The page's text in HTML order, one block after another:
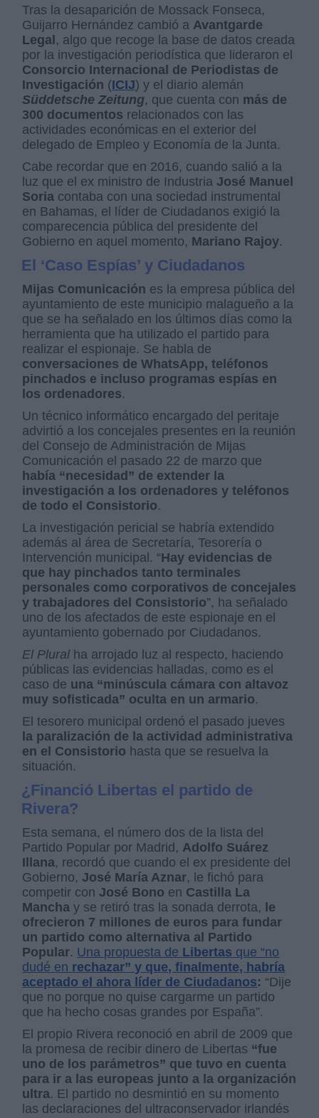
Tras la desaparición de Mossack Fonseca,
Guijarro Hernández cambió a Avantgarde
Legal , algo que recoge la base de datos creada
por la investigación periodística que lideraron el
Consorcio Internacional de Periodistas de
Investigación (ICIJ) y el diario alemán
Süddetsche Zeitung, que cuenta con más de
300 documentos relacionados con las
actividades económicas en el exterior del
delegado de Empleo y Economía de la Junta.
Cabe recordar que en 2016, cuando salió a la
luz que el ex ministro de Industria José Manuel
Soria contaba con una sociedad instrumental
en Bahamas, el líder de Ciudadanos exigió la
comparecencia pública del presidente del
Gobierno en aquel momento, Mariano Rajoy.
El ‘Caso Espías’ y Ciudadanos
Mijas Comunicación es la empresa pública del
ayuntamiento de este municipio malagueño a la
que se ha señalado en los últimos días como la
herramienta que ha utilizado el partido para
realizar el espionaje. Se habla de
conversaciones de WhatsApp, teléfonos
pinchados e incluso programas espías en
los ordenadores.
Un técnico informático encargado del peritaje
advirtió a los concejales presentes en la reunión
del Consejo de Administración de Mijas
Comunicación el pasado 22 de marzo que
había “necesidad” de extender la
investigación a los ordenadores y teléfonos
de todo el Consistorio.
La investigación pericial se habría extendido
además al área de Secretaría, Tesorería o
Intervención municipal. “Hay evidencias de
que hay pinchados tanto terminales
personales como corporativos de concejales
y trabajadores del Consistorio”, ha señalado
uno de los afectados de este espionaje en el
ayuntamiento gobernado por Ciudadanos.
El Plural ha arrojado luz al respecto, haciendo
públicas las evidencias halladas, como es el
caso de una “minúscula cámara con altavoz
muy sofisticada” oculta en un armario.
El tesorero municipal ordenó el pasado jueves
la paralización de la actividad administrativa
en el Consistorio hasta que se resuelva la
situación.
¿Financió Libertas el partido de
Rivera?
Esta semana, el número dos de la lista del
Partido Popular por Madrid, Adolfo Suárez
Illana, recordó que cuando el ex presidente del
Gobierno, José María Aznar, le fichó para
competir con José Bono en Castilla La
Mancha y se retiró tras la sonada derrota,
le
ofrecieron 7 millones de euros para fundar
un partido como alternativa al Partido
Popular. Una propuesta de Libertas que “no
dudé en rechazar” y que, finalmente, habría
aceptado el ahora líder de Ciudadanos: “Dije
que no porque no quise cargarme un partido
que ha hecho cosas grandes por España”.
El propio Rivera reconoció en abril de 2009 que
la promesa de recibir dinero de Libertas “fue
uno de los parámetros” que tuvo en cuenta
para ir a las europeas junto a la organización
ultra. El partido no desmintió en su momento
las declaraciones del ultraconservador irlandés